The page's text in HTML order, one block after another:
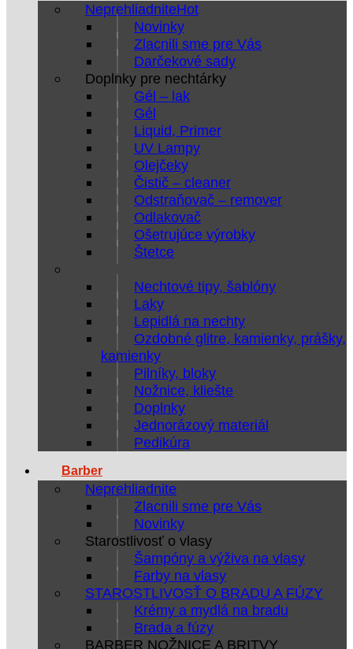
Neprehliadnite
Novinky
Zlacnili sme pre Vás
Darčekové sady
Doplnky pre nechtárky
Gél – lak
Gél
Liquid, Primer
UV Lampy
Olejčeky
Čistič – cleaner
Odstraňovač – remover
Odlakovač
Ošetrujúce výrobky
Štetce
Nechtové tipy, šablóny
Laky
Lepidlá na nechty
Ozdobné glitre, kamienky, prášky,
kamienky
Pilníky, bloky
Nožnice, kliešte
Doplnky
Jednorázový materiál
Pedikúra
Barber
Neprehliadnite
Zlacnili sme pre Vás
Novinky
Starostlivosť o vlasy
Šampóny a výživa na vlasy
Farby na vlasy
STAROSTLIVOSŤ O BRADU A FÚZY
Krémy a mydlá na bradu
Brada a fúzy
BARBER NOŽNICE A BRITVY